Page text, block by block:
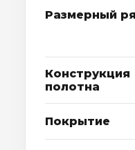
Размерный
Конструкция
полотна
Покрытие